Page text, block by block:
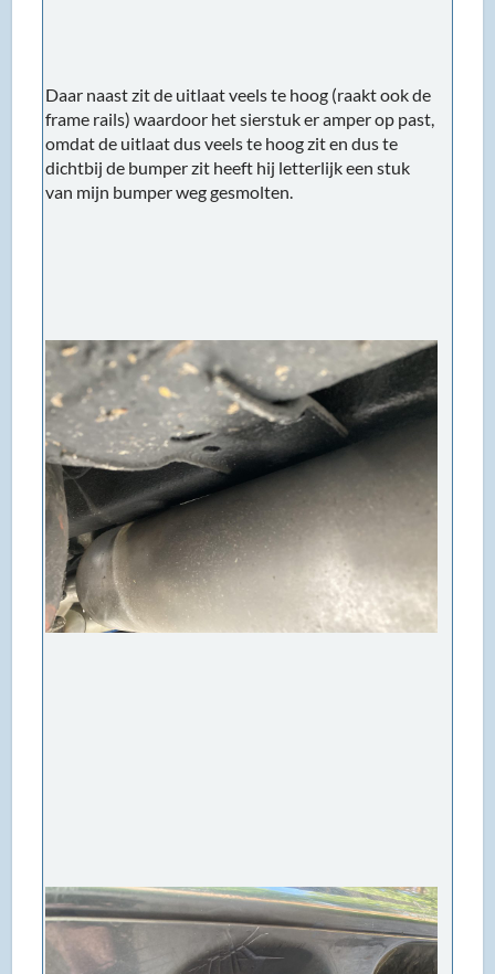
Daar naast zit de uitlaat veels te hoog (raakt ook de
frame rails) waardoor het sierstuk er amper op past,
omdat de uitlaat dus veels te hoog zit en dus te
dichtbij de bumper zit heeft hij letterlijk een stuk
van mijn bumper weg gesmolten.